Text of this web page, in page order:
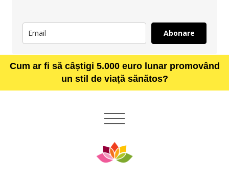
Abonare
Cum ar fi să câștigi 5.000 euro lunar promovând
un stil de viață sănătos?